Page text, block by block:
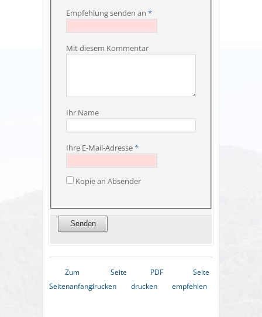
Empfehlung senden an *
Mit diesem Kommentar
Ihr Name
Ihre E-Mail-Adresse*
Kopie an Absender
Zum
Seitenanfang
Seite
drucken
PDF
drucken
Seite
empfehlen